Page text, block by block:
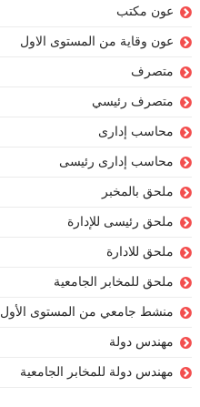
عون مكتب
عون وقاية من المستوى الاول
متصرف
متصرف رئيسي
محاسب إدارى
محاسب إدارى رئيسى
ملحق بالمخبر
ملحق رئيسى للإدارة
ملحق للادارة
ملحق للمخابر الجامعية
منشط جامعي من المستوى الأول
مهندس دولة
مهندس دولة للمخابر الجامعية